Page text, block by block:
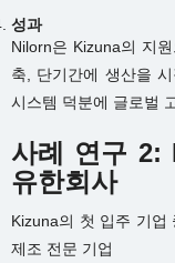
성과
Nilorn은 Kizuna의 지
축, 단기간에 생산을
시스템 덕분에 글로벌
사례 연구 2:
유한회사
Kizuna의 첫 입주 기업
제조 전문 기업